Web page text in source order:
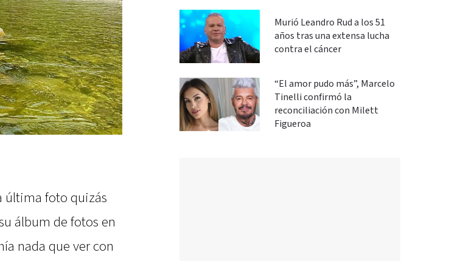
última foto quizás
álbum de fotos en
nada que ver con
Murió Leandro Rud a los 51
años tras una extensa lucha
contra el cáncer
“El amor pudo más”, Marcelo
Tinelli confirmó la
reconciliación con Milett
Figueroa